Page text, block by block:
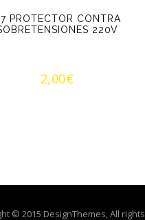
PROTECTOR CONTRA
220V
2,00€
© 2015 DesignThemes, All rights